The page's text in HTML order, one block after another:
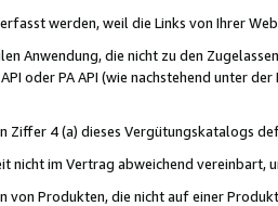
werden, weil die Links von Ihrer
Anwendung, die nicht zu den
oder PA API (wie nachstehend unter
Ziffer 4 (a) dieses Vergütungskatalogs
nicht im Vertrag abweichend vereinbart,
Produkten, die nicht auf einer